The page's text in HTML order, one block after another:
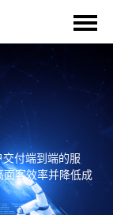
付端到端的服
客效率并降低成